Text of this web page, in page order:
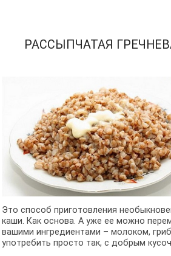
РАССЫПЧАТАЯ
Это способ приготовления
каши. Как основа. А уже ее можно
вашими ингредиентами – молоком,
употребить просто так, с добрым